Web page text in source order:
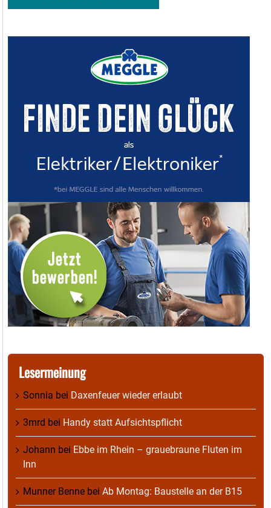
Lesermeinung
Sonnia bei Daxenfeuer wieder erlaubt
3mrd bei Handy statt Aufsichtspflicht
Johann bei Ebbe im Rhein – grauebraune Fluten im
Inn
Munner Benne bei Ab Montag: Baustelle an der B15